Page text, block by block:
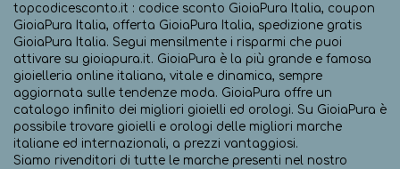
topcodicesconto.it : codice sconto GioiaPura Italia, coupon
GioiaPura Italia, offerta GioiaPura Italia, spedizione gratis
GioiaPura Italia. Segui mensilmente i risparmi che puoi
attivare su gioiapura.it. GioiaPura è la più grande e famosa
gioielleria online italiana, vitale e dinamica, sempre
aggiornata sulle tendenze moda. GioiaPura offre un
catalogo infinito dei migliori gioielli ed orologi. Su GioiaPura è
possibile trovare gioielli e orologi delle migliori marche
italiane ed internazionali, a prezzi vantaggiosi.
Siamo rivenditori di tutte le marche presenti nel nostro